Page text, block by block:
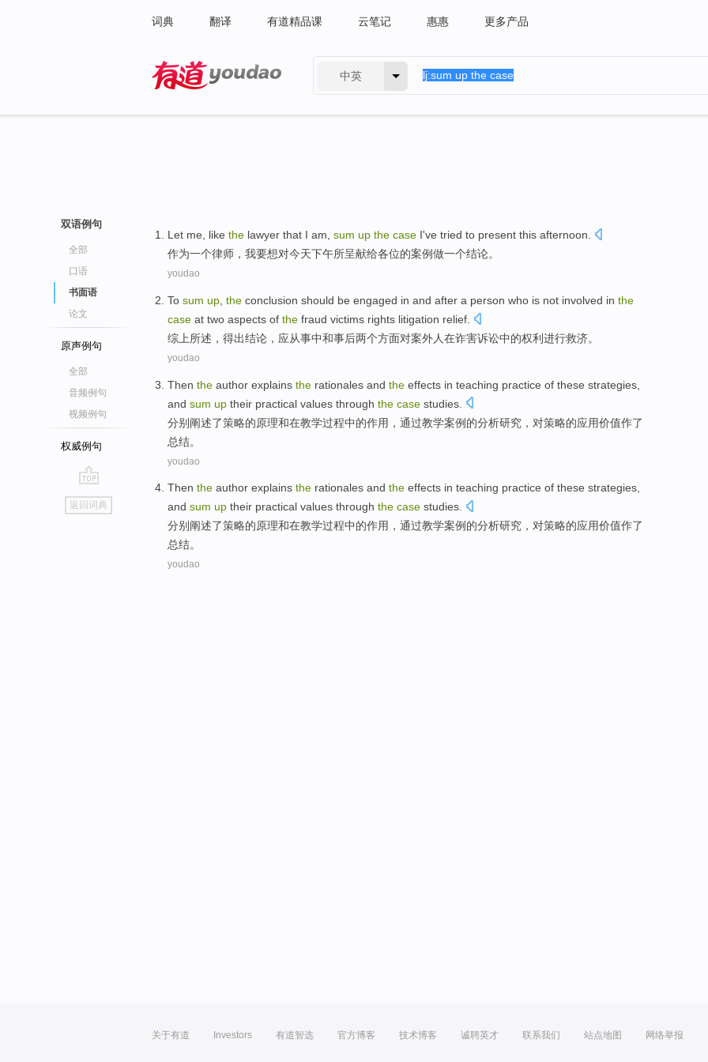
词典 翻译 有道精品课 云笔记 惠惠 更多产品
中英
双语例句
全部
口语
书面语
论文
原声例句
全部
音频例句
视频例句
权威例句
go
top
返回词典
Let me, like the lawyer that I am, sum up the case I've tried to present this afternoon
作为一个律师 ， 我要想对今天下午所呈献给各位的案例做一个结论。
youdao
To sum up the conclusion should be engaged in and after a person who is not involved in the
case at two aspects of the fraud victims rights litigation relief
综 上所述， 得出结论， 应从事中和事后两个方面对案外人在诈害诉讼中的权利 进行救济。
youdao
Then the author explains the rationales and the effects in teaching practice of these strategies
and sum up their practical values through the case studies
分别阐述了策略的原理和在教学过程中的作用 ， 通过教学案例的分析研究，对策略的应用价值作了
总结。
youdao
Then the author explains the rationales and the effects in teaching practice of these strategies,
and sum up their practical values through the case studies.
分别 阐述了策略的原理和在教学过程中的作用 ， 通过教学案例 的分析研究，对策略的应用价值作了
总结。
youdao
关于有道 Investors 有道智选 官方博客 技术博客 诚聘英才 联系我们 站点地图 网络举报